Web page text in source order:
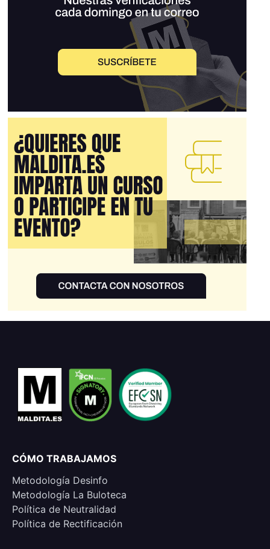
CÓMO TRABAJAMOS
Metodología Desinfo
Metodología La Buloteca
Política de Neutralidad
Política de Rectificación